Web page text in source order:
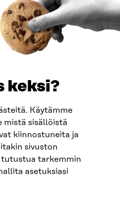
keksi?
Käytämme
mistä sisällöistä
kiinnostuneita ja
sivuston
tarkemmin
asetuksiasi